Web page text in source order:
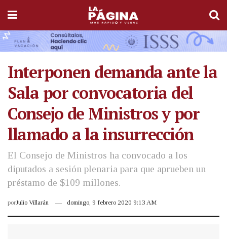
Interponen demanda ante la
Sala por convocatoria del
Consejo de Ministros y por
llamado a la insurrección
El Consejo de Ministros ha convocado a los
diputados a sesión plenaria para que aprueben un
préstamo de $109 millones.
porJulio Villarán domingo, 9 febrero 2020 9:13 AM